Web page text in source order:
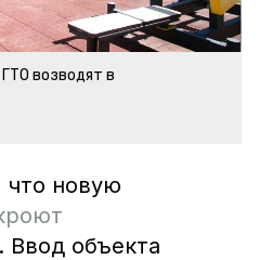
возводят в
что новую
Ввод объекта